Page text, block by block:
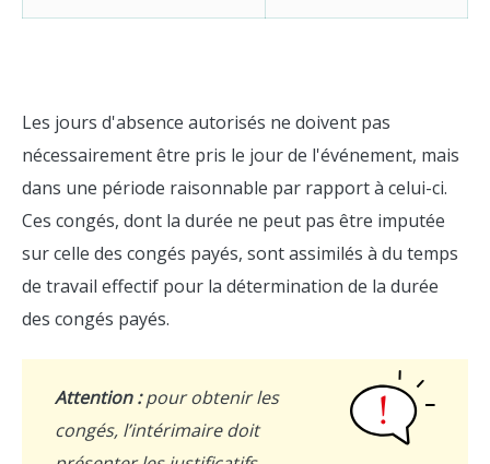
Les jours d'absence autorisés ne doivent pas
nécessairement être pris le jour de l'événement, mais
dans une période raisonnable par rapport à celui-ci.
Ces congés, dont la durée ne peut pas être imputée
sur celle des congés payés, sont assimilés à du temps
de travail effectif pour la détermination de la durée
des congés payés.
Attention :pour obtenir les
congés, l’intérimaire doit